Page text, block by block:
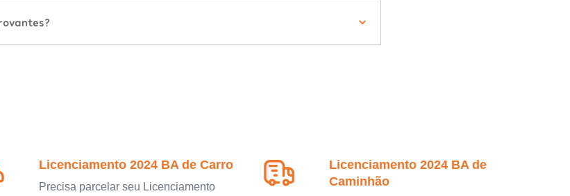
Licenciamento 2024 BA de Carro
Precisa parcelar seu Licenciamento
Licenciamento 2024 BA de
Caminhão